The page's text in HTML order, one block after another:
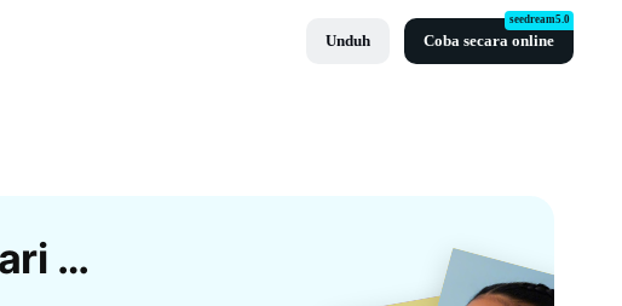
Unduh Coba secara online
seedream5.0
Template Lempar Kartu Ujian Sekolah Gratis Dari CapCut